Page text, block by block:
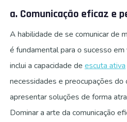
a. Comunicação eficaz e
A habilidade de se comunicar de
é fundamental para o sucesso
inclui a capacidade de escuta ativa
necessidades e preocupações do
apresentar soluções de forma
Dominar a arte da comunicação